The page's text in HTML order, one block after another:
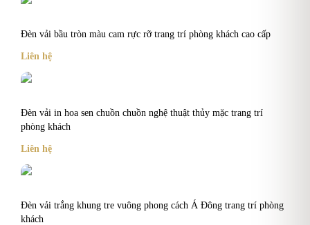
Đèn vải bầu tròn màu cam rực rỡ trang trí phòng khách cao cấp
Liên hệ
Đèn vải in hoa sen chuồn chuồn nghệ thuật thủy mặc trang trí
phòng khách
Liên hệ
Đèn vải trắng khung tre vuông phong cách Á Đông trang trí phòng
khách